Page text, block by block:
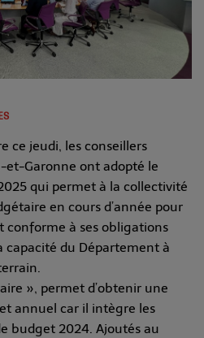
ce jeudi, les conseillers
Garonne ont adopté le
qui permet à la collectivité
en cours d’année pour
conforme à ses obligations
du Département à
», permet d’obtenir une
annuel car il intègre les
budget 2024. Ajoutés au